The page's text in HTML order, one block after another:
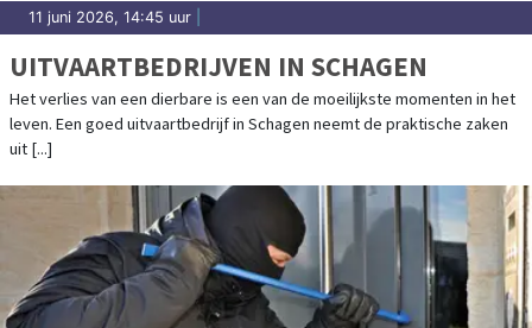
11 juni 2026, 14:45 uur
UITVAARTBEDRIJVEN IN SCHAGEN
Het verlies van een dierbare is een van de moeilijkste momenten in het
leven. Een goed uitvaartbedrijf in Schagen neemt de praktische zaken
uit [...]